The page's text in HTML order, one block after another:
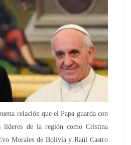
relación que el Papa guarda con
líderes de la región como Cristina
Morales de Bolivia y Raúl Castro